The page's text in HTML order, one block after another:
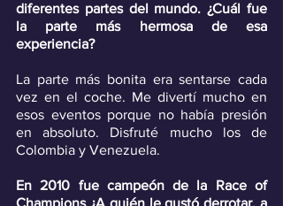
diferentes partes del mundo. ¿Cuál fue
la parte más hermosa de esa
experiencia?
La parte más bonita era sentarse cada
vez en el coche. Me divertí mucho en
esos eventos porque no había presión
en absoluto. Disfruté mucho los de
Colombia y Venezuela.
En 2010 fue campeón de la Race of